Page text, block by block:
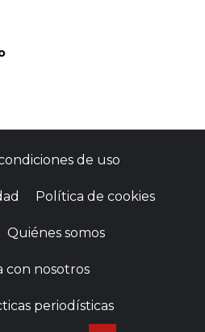
de uso
Política de cookies
Quiénes somos
con nosotros
periodísticas